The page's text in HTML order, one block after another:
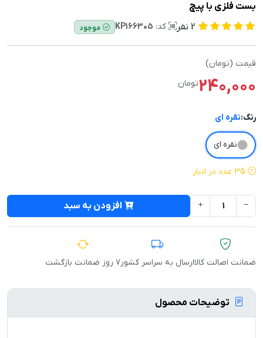
بست فلزی با پیچ
2 نفر کد: KP166305 موجود
قیمت (تومان)
240,000تومان
رنگ:نقره ای
نقره ای
35 عدد در انبار
افزودن به سبد
ضمانت اصالت کالاارسال به سراسر کشور۷ روز ضمانت بازگشت
توضیحات محصول